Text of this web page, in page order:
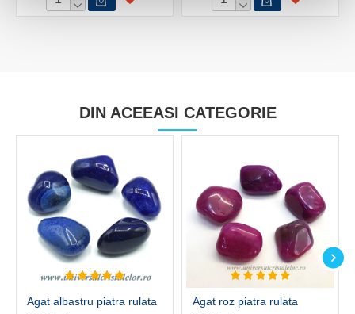
DIN ACEEASI CATEGORIE
Agat albastru piatra rulata Agat roz piatra rulata